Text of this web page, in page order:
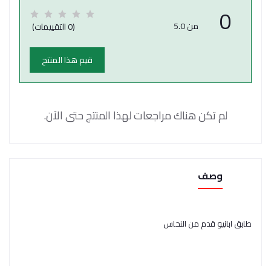
0 من 5.0 (0 التقييمات)
قيم هذا المنتج
لم تكن هناك مراجعات لهذا المنتج حتى الآن.
وصف
طابق ابانيو قدم من النحاس